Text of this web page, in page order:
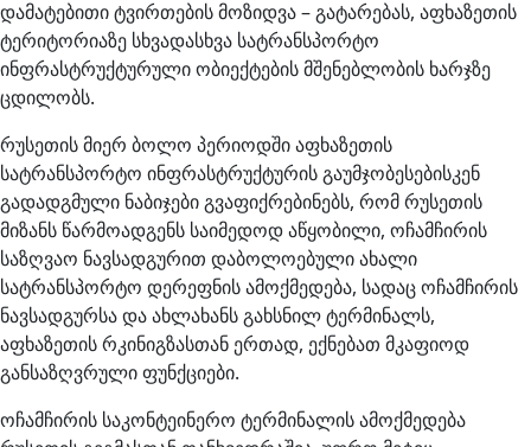
დამატებითი ტვირთების მოზიდვა – გატარებას, აფხაზეთის
ტერიტორიაზე სხვადასხვა სატრანსპორტო
ინფრასტრუქტურული ობიექტების მშენებლობის ხარჯზე
ცდილობს.
რუსეთის მიერ ბოლო პერიოდში აფხაზეთის
სატრანსპორტო ინფრასტრუქტურის გაუმჯობესებისკენ
გადადგმული ნაბიჯები გვაფიქრებინებს, რომ რუსეთის
მიზანს წარმოადგენს საიმედოდ აწყობილი, ოჩამჩირის
საზღვაო ნავსადგურით დაბოლოებული ახალი
სატრანსპორტო დერეფნის ამოქმედება, სადაც ოჩამჩირის
ნავსადგურსა და ახლახანს გახსნილ ტერმინალს,
აფხაზეთის რკინიგზასთან ერთად, ექნებათ მკაფიოდ
განსაზღვრული ფუნქციები.
ოჩამჩირის საკონტეინერო ტერმინალის ამოქმედება